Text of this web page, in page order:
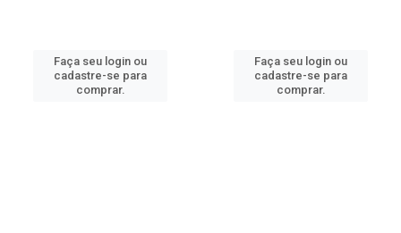
Faça seu login ou
cadastre-se para
comprar.
Faça seu login ou
cadastre-se para
comprar.